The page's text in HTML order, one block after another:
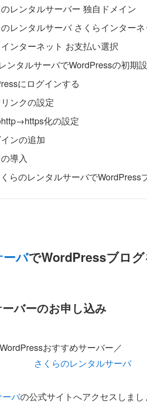
レンタルサーバー 独自ドメイン
レンタルサーバ さくらインター
ンターネット お支払い選択
ンタルサーバでWordPressの初期
にログインする
ンクの設定
化の設定
ンの追加
導入
らのレンタルサーバでWordPress
バでWordPressブロ
バーのお申し込み
おすすめサーバー／
さくらのレンタルサーバ
ーバの公式サイトへアクセスしまし